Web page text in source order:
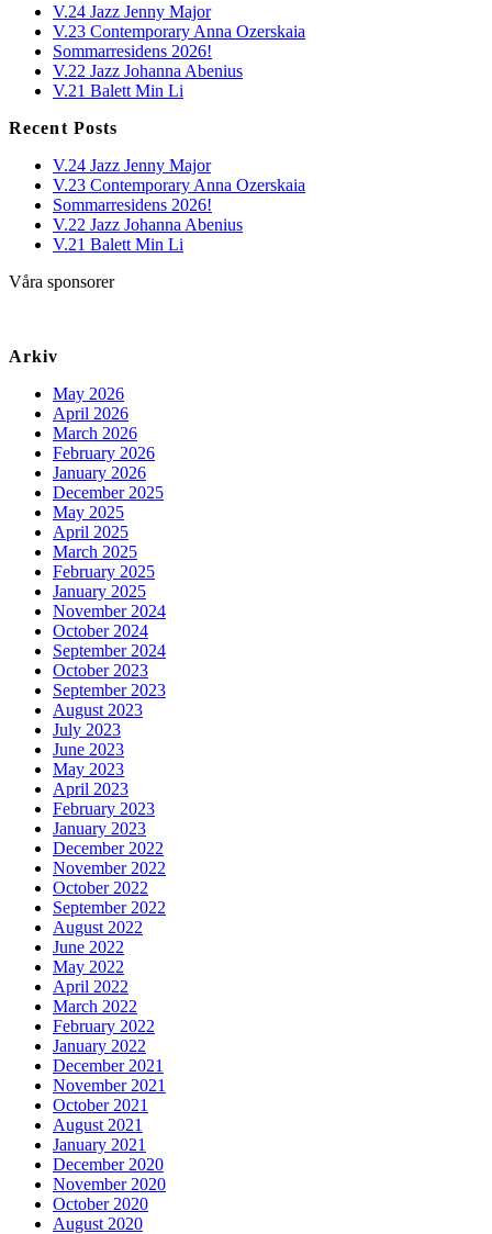
V.24 Jazz Jenny Major
V.23 Contemporary Anna Ozerskaia
Sommarresidens 2026!
V.22 Jazz Johanna Abenius
V.21 Balett Min Li
Recent Posts
V.24 Jazz Jenny Major
V.23 Contemporary Anna Ozerskaia
Sommarresidens 2026!
V.22 Jazz Johanna Abenius
V.21 Balett Min Li
Våra sponsorer
Arkiv
May 2026
April 2026
March 2026
February 2026
January 2026
December 2025
May 2025
April 2025
March 2025
February 2025
January 2025
November 2024
October 2024
September 2024
October 2023
September 2023
August 2023
July 2023
June 2023
May 2023
April 2023
February 2023
January 2023
December 2022
November 2022
October 2022
September 2022
August 2022
June 2022
May 2022
April 2022
March 2022
February 2022
January 2022
December 2021
November 2021
October 2021
August 2021
January 2021
December 2020
November 2020
October 2020
August 2020